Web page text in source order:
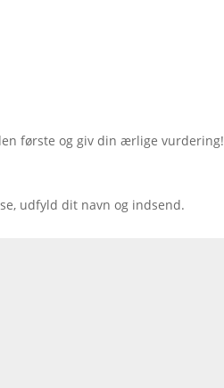
første og giv din ærlige vurdering!
udfyld dit navn og indsend.